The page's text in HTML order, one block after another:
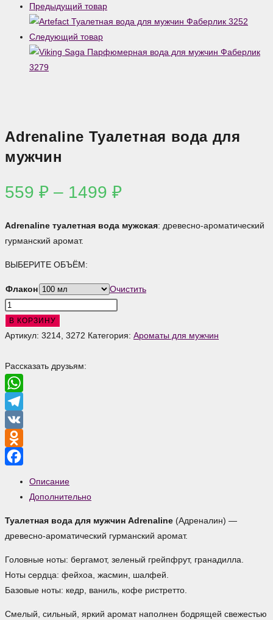
1499 ₽
Предыдущий товар
Следующий товар
Adrenaline Туалетная вода для
мужчин
559 ₽ – 1499 ₽Диапазон
559 ₽
Adrenaline туалетная вода мужская: древесно-ароматический
гурманский аромат.
ВЫБЕРИТЕ ОБЪЁМ:
Флакон
Очистить
Количество
товара
Adrenaline
вода
для
мужчин
В КОРЗИНУ
Артикул: 3214, 3272 Категория: Ароматы для мужчин
Рассказать друзьям:
WhatsApp
Telegram
VK
Odnoklassniki
Описание
Дополнительно
Туалетная вода для мужчин Adrenaline (Адреналин) —
древесно-ароматический гурманский аромат.
Головные ноты: бергамот, зеленый грейпфрут, гранадилла.
Ноты сердца: фейхоа, жасмин, шалфей.
Базовые ноты: кедр, ваниль, кофе ристретто.
Смелый, сильный, яркий аромат наполнен бодрящей свежестью